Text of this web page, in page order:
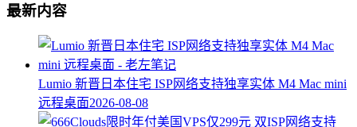
最新内容
Lumio 新晋日本住宅 ISP网络支持独享实体 M4 Mac mini
远程桌面2026-08-08